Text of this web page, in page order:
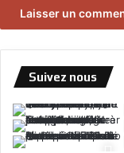
Suivez nous